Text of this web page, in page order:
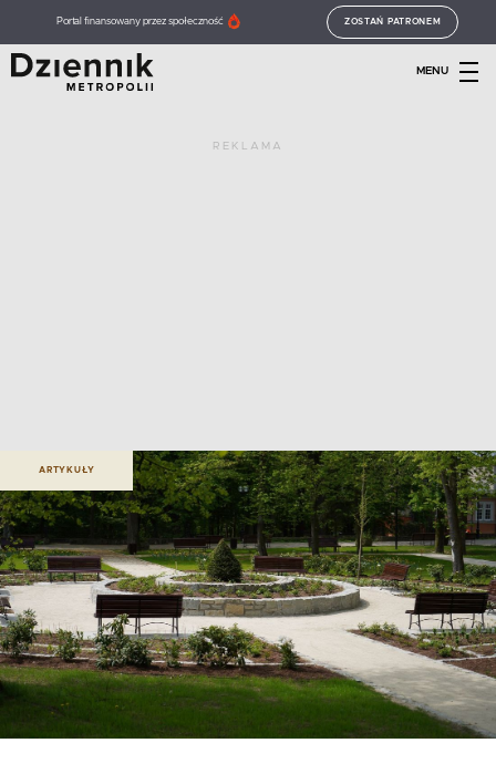
Portal finansowany przez społeczność ZOSTAŃ PATRONEM
MENU
REKLAMA
ARTYKUŁY